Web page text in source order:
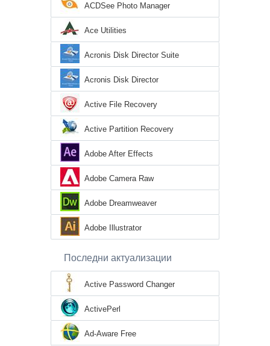
ACDSee Photo Manager
Ace Utilities
Acronis Disk Director Suite
Acronis Disk Director
Active File Recovery
Active Partition Recovery
Adobe After Effects
Adobe Camera Raw
Adobe Dreamweaver
Adobe Illustrator
Последни актуализации
Active Password Changer
ActivePerl
Ad-Aware Free